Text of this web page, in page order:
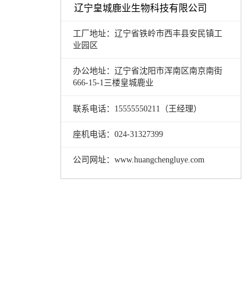
辽宁皇城鹿业生物科技有限公司
工厂地址：辽宁省铁岭市西丰县安民镇工
业园区
办公地址：辽宁省沈阳市浑南区南京南街
666-15-1三楼皇城鹿业
联系电话：15555550211（王经理）
座机电话：024-31327399
公司网址：www.huangchengluye.com